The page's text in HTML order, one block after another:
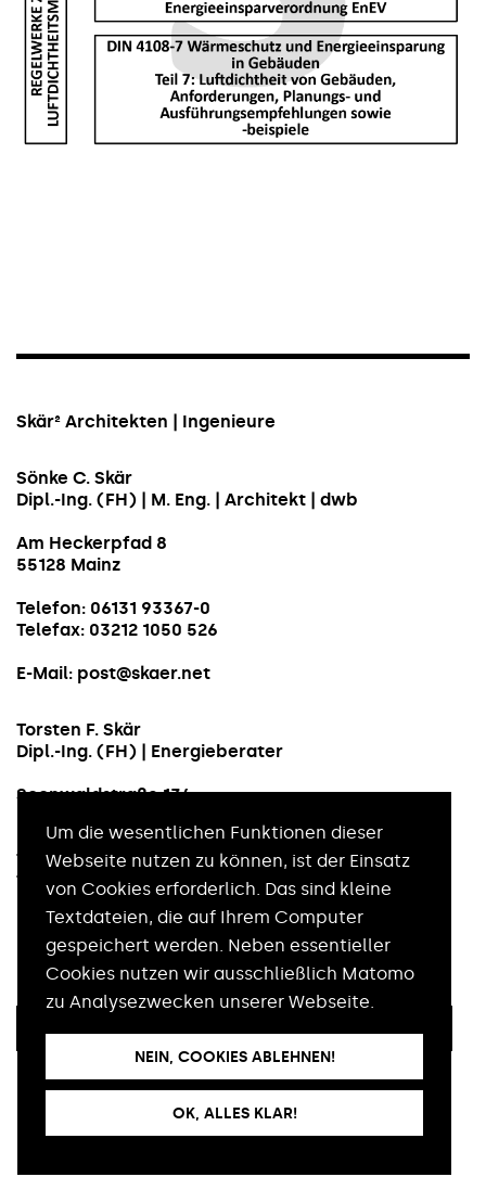
Um die wesentlichen Funktionen dieser
Webseite nutzen zu können, ist der Einsatz
von Cookies erforderlich. Das sind kleine
Textdateien, die auf Ihrem Computer
gespeichert werden. Neben essentieller
Cookies nutzen wir ausschließlich Matomo
zu Analysezwecken unserer Webseite.
NEIN, COOKIES ABLEHNEN!
OK, ALLES KLAR!
Skär² Architekten | Ingenieure
Sönke C. Skär
Dipl.-Ing. (FH) | M. Eng. | Architekt | dwb
Am Heckerpfad 8
55128 Mainz
Telefon: 06131 93367-0
Telefax: 03212 1050 526
E-Mail: post@skaer.net
Torsten F. Skär
Dipl.-Ing. (FH) | Energieberater
Soonwaldstraße 134
Telefon: 06751 92 42 70
Telefax: 06751 77 20
E-Mail:mail@skaer.net
COOKIES IMPRESSUM DATENSCHUTZ (PDF)